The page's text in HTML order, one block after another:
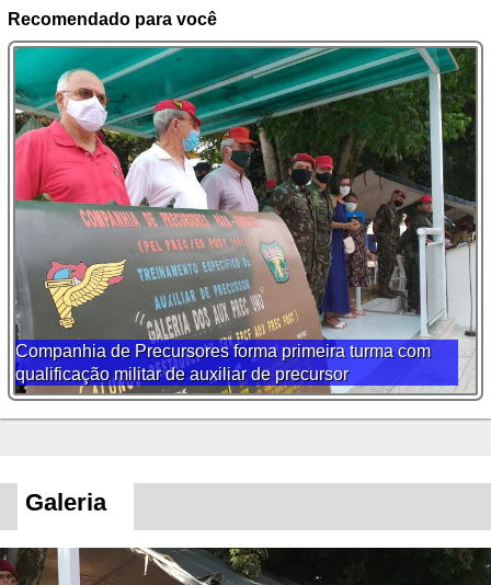
Recomendado para você
Companhia de Precursores forma primeira turma com
qualificação militar de auxiliar de precursor
Galeria